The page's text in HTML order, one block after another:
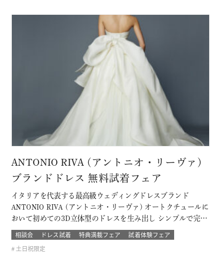
ANTONIO RIVA (アントニオ・リーヴァ)
ブランドドレス 無料試着フェア
イタリアを代表する最高級ウェディングドレスブランド
ANTONIO RIVA (アントニオ・リーヴァ) オートクチュールに
おいて初めての3D立体型のドレスを生み出し シンプルで完璧
なライン、理想的なプロポーションと個性を兼ね備えていま
す。 上質な素材と卓悦した仕立て。 花嫁の個性と気品を際立
たせ、特別な日を格別に輝かせてくれるドレス 結婚式当日の
相談会 ドレス試着 特典満載フェア
試着体験フェア
土日祝限定